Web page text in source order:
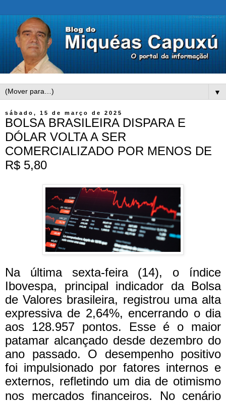
▼
sábado, 15 de março de 2025
BOLSA BRASILEIRA DISPARA E
DÓLAR VOLTA A SER
COMERCIALIZADO POR MENOS DE
R$ 5,80
Na última sexta-feira (14), o índice
Ibovespa, principal indicador da Bolsa
de Valores brasileira, registrou uma alta
expressiva de 2,64%, encerrando o dia
aos 128.957 pontos. Esse é o maior
patamar alcançado desde dezembro do
ano passado. O desempenho positivo
foi impulsionado por fatores internos e
externos, refletindo um dia de otimismo
nos mercados financeiros. No cenário